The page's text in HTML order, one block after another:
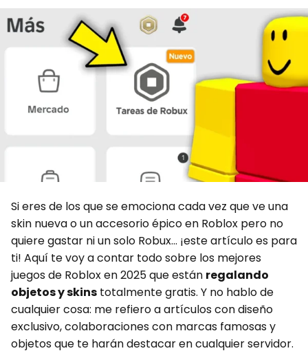
Si eres de los que se emociona cada vez que ve una
skin nueva o un accesorio épico en Roblox pero no
quiere gastar ni un solo Robux... ¡este artículo es para
ti! Aquí te voy a contar todo sobre los mejores
juegos de Roblox en 2025 que están regalando
objetos y skins totalmente gratis. Y no hablo de
cualquier cosa: me refiero a artículos con diseño
exclusivo, colaboraciones con marcas famosas y
objetos que te harán destacar en cualquier servidor.
k
p
e
n
e
e
g
r
a
i
t
t
e
o
p